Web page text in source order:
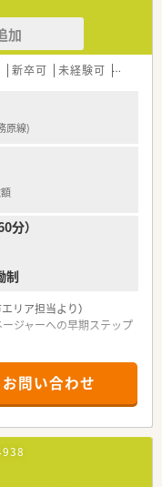
加
新卒可 未経験可 ブラン
原線)
分）
制
リア担当より）
ジャーへの早期ステップ
所に位置しており、通
す。
均65枚ほど応需してお
す。
在籍しており、協力し
ります。
お問い合わせ